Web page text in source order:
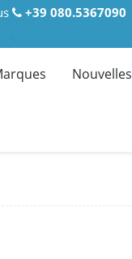
+39 080.5367090
Nouvelles